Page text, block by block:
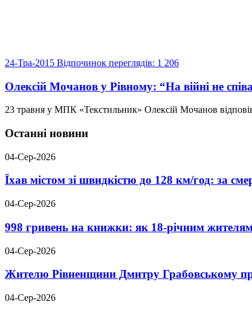
24-Тра-2015 Відпочинок переглядів: 1 206
Олексій Мочанов у Рівному: “На війні не
23 травня у МПК «Текстильник» Олексій Мочанов
Останні новини
04-Сер-2026
Їхав містом зі швидкістю до 128 км/год: за
04-Сер-2026
998 гривень на книжки: як 18-річним
04-Сер-2026
Жителю Рівненщини Дмитру Грабовському
04-Сер-2026